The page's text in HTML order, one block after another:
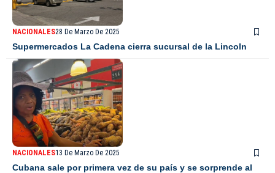
NACIONALES28 De Marzo De 2025
Supermercados La Cadena cierra sucursal de la Lincoln
NACIONALES13 De Marzo De 2025
Cubana sale por primera vez de su país y se sorprende al